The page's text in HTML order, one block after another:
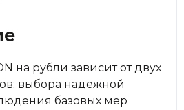
на рубли зависит от двух
выбора надежной
базовых мер